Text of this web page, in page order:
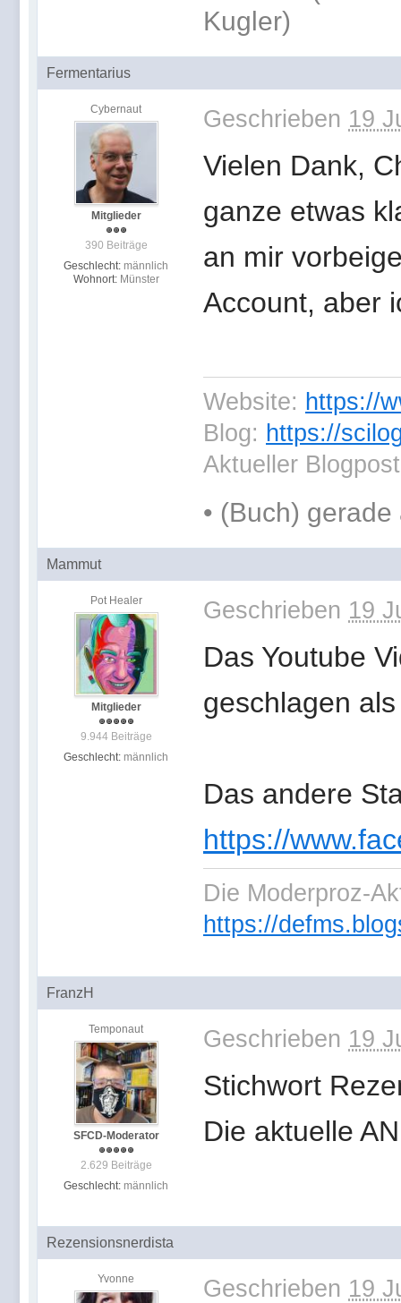
Kugler)
Fermentarius
Cybernaut
Mitglieder
390 Beiträge
Geschlecht: männlich
Wohnort: Münster
Geschrieben 19
Vielen Dank,
ganze etwas
an mir
Account, aber
Website: https://
Blog: https://
Aktueller
• (Buch) gerade
Mammut
Pot Healer
Mitglieder
9.944 Beiträge
Geschlecht: männlich
Geschrieben 19
Das Youtube
geschlagen
Das andere
https://
Die Moderproz-
https://
FranzH
Temponaut
SFCD-Moderator
2.629 Beiträge
Geschlecht: männlich
Geschrieben 19
Stichwort
Die aktuelle
Rezensionsnerdista
Yvonne Geschrieben 19